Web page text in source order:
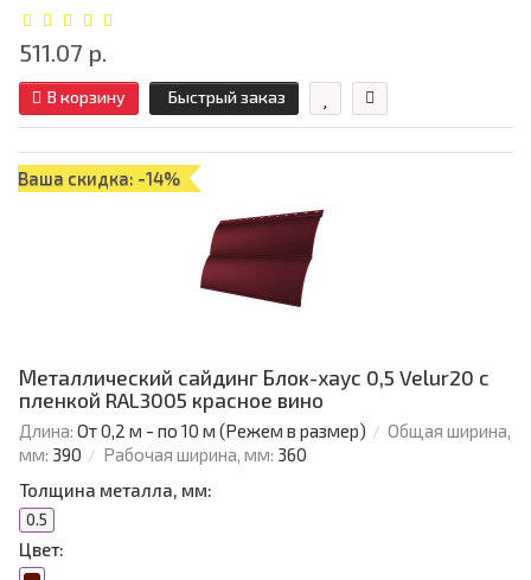
511.07 р.
В корзину Быстрый заказ
Ваша скидка: -14%
Металлический сайдинг Блок-хаус 0,5 Velur20 с
пленкой RAL3005 красное вино
Длина: От 0,2 м - по 10 м (Режем в размер)
Общая ширина,
мм: 390 Рабочая ширина, мм: 360
Толщина металла, мм:
0.5
Цвет: